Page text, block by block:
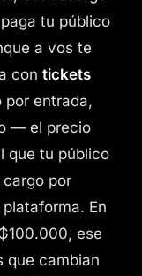
tu público
a vos te
con tickets
entrada,
— el precio
que tu público
por
plataforma. En
ese
que cambian